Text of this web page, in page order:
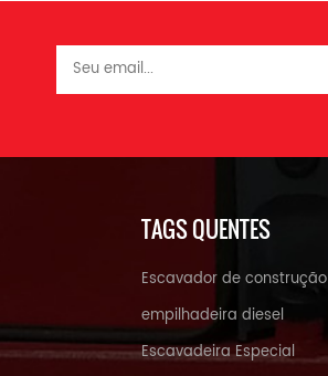
TAGS QUENTES
Escavador de construção
empilhadeira diesel
Escavadeira Especial